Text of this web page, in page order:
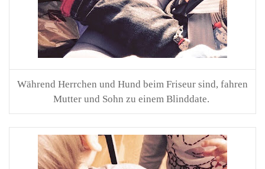
Während Herrchen und Hund beim Friseur sind, fahren
Mutter und Sohn zu einem Blinddate.